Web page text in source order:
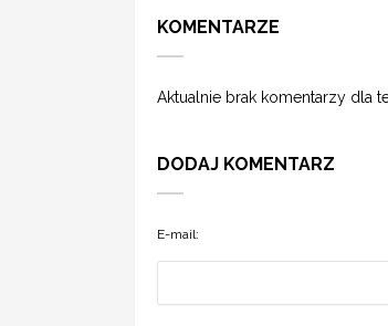
KOMENTARZE
Aktualnie brak komentarzy dla
DODAJ KOMENTARZ
E-mail: